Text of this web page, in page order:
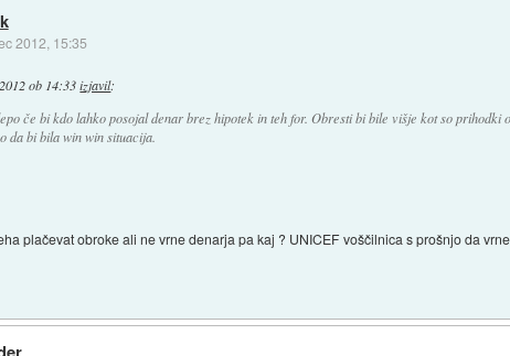
2012, 15:35
ob 14:33 izjavil:
če bi kdo lahko posojal denar brez hipotek in teh for. Obresti bi bile višje kot so prihodki
da bi bila win win situacija.
plačevat obroke ali ne vrne denarja pa kaj ? UNICEF voščilnica s prošnjo da